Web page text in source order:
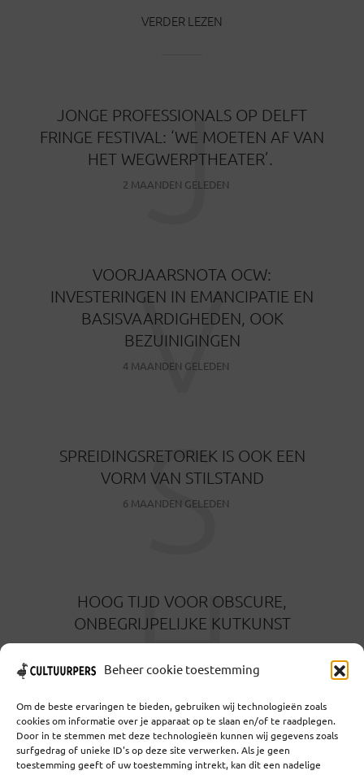
Beheer cookie toestemming
Om de beste ervaringen te bieden, gebruiken wij technologieën zoals
cookies om informatie over je apparaat op te slaan en/of te raadplegen.
Door in te stemmen met deze technologieën kunnen wij gegevens zoals
surfgedrag of unieke ID's op deze site verwerken. Als je geen
toestemming geeft of uw toestemming intrekt, kan dit een nadelige
VERDER LEZEN
JONGE PROFESSIONALS OP DELFT
FRINGE FESTIVAL: ‘WE MOETEN AF VAN
HET WEGWERPTHEATER’.
2 MAANDEN GELEDEN
J
VOORJAARSNOTA OCW:
INVESTERINGEN IN EMANCIPATIE EN
BASISVAARDIGHEDEN, OOK
BEZUINIGINGEN
4 MAANDEN GELEDEN
V
SPREIDINGSRETORIEK IS OOK EEN
VORM VAN STILSTAND
6 MAANDEN GELEDEN
S
HOOG TIJD VOOR OBSCURE,
ONBEGRIJPELIJKE KUTKUNST
H
Coöperatief Cultureel Persbureau U.A. | Salzburg 29 |